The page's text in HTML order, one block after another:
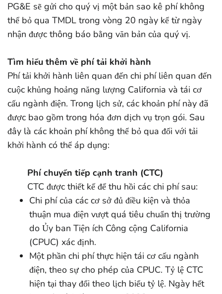
PG&E sẽ gửi cho quý vị một bản sao kê phí không
thể bỏ qua TMDL trong vòng 20 ngày kể từ ngày
nhận được thông báo bằng văn bản của quý vị.
Tìm hiểu thêm về phí tải khởi hành
Phí tải khởi hành liên quan đến chi phí liên quan đến
cuộc khủng hoảng năng lượng California và tái cơ
cấu ngành điện. Trong lịch sử, các khoản phí này đã
được bao gồm trong hóa đơn dịch vụ trọn gói. Sau
đây là các khoản phí không thể bỏ qua đối với tải
khởi hành có thể áp dụng:
Phí chuyển tiếp cạnh tranh (CTC)
CTC được thiết kế để thu hồi các chi phí sau:
Chi phí của các cơ sở đủ điều kiện và thỏa
thuận mua điện vượt quá tiêu chuẩn thị trường
do Ủy ban Tiện ích Công cộng California
(CPUC) xác định.
Một phần chi phí thực hiện tái cơ cấu ngành
điện, theo sự cho phép của CPUC. Tỷ lệ CTC
hiện tại thay đổi theo lịch biểu tỷ lệ. Ngày hết